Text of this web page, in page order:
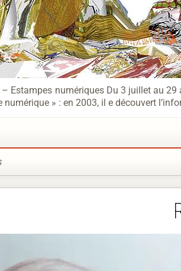
Estampes numériques Du 3 juillet au
numérique » : en 2003, il e découvert